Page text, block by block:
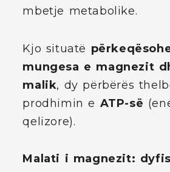
mbetje metabolike.
Kjo situatë
mungesa e magnezit
malik, dy përbërës
prodhimin e ATP-së
qelizore).
Malati i magnezit: